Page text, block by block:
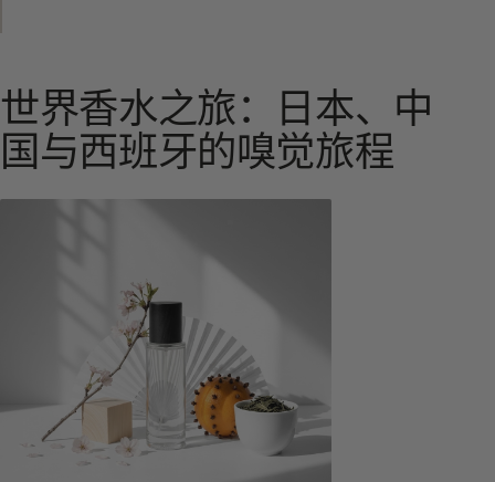
世界香水之旅：日本、中
国与西班牙的嗅觉旅程